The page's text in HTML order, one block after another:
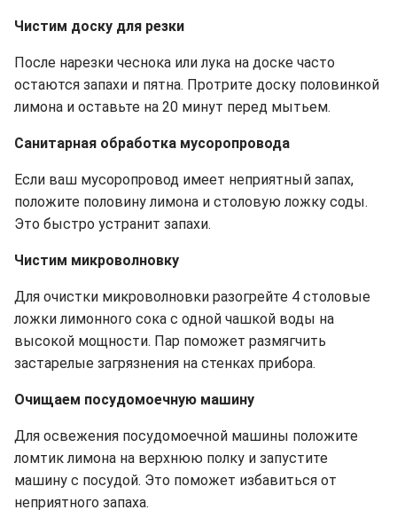
Чистим доску для резки
После нарезки чеснока или лука на доске часто
остаются запахи и пятна. Протрите доску половинкой
лимона и оставьте на 20 минут перед мытьем.
Санитарная обработка мусоропровода
Если ваш мусоропровод имеет неприятный запах,
положите половину лимона и столовую ложку соды.
Это быстро устранит запахи.
Чистим микроволновку
Для очистки микроволновки разогрейте 4 столовые
ложки лимонного сока с одной чашкой воды на
высокой мощности. Пар поможет размягчить
застарелые загрязнения на стенках прибора.
Очищаем посудомоечную машину
Для освежения посудомоечной машины положите
ломтик лимона на верхнюю полку и запустите
машину с посудой. Это поможет избавиться от
неприятного запаха.